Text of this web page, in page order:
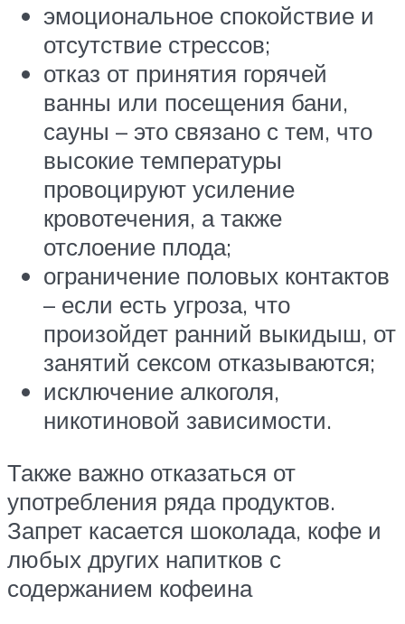
эмоциональное спокойствие и
отсутствие стрессов;
отказ от принятия горячей
ванны или посещения бани,
сауны – это связано с тем, что
высокие температуры
провоцируют усиление
кровотечения, а также
отслоение плода;
ограничение половых контактов
– если есть угроза, что
произойдет ранний выкидыш, от
занятий сексом отказываются;
исключение алкоголя,
никотиновой зависимости.
Также важно отказаться от
употребления ряда продуктов.
Запрет касается шоколада, кофе и
любых других напитков с
содержанием кофеина